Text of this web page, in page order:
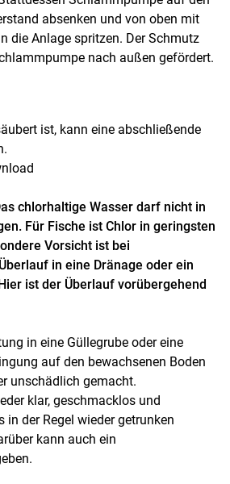
absenken und von oben mit
die Anlage spritzen. Der Schmutz
nach außen gefördert.
ist, kann eine abschließende
chlorhaltige Wasser darf nicht in
Für Fische ist Chlor in geringsten
Vorsicht ist bei
in eine Dränage oder ein
ist der Überlauf vorübergehend
in eine Güllegrube oder eine
auf den bewachsenen Boden
unschädlich gemacht.
klar, geschmacklos und
in der Regel wieder getrunken
kann auch ein